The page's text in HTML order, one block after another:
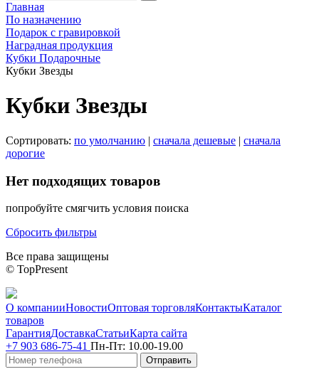
Главная
По назначению
Подарок с гравировкой
Наградная продукция
Кубки Подарочные
Кубки Звезды
Кубки Звезды
Сортировать: по умолчанию | сначала дешевые | сначала
дорогие
Нет подходящих товаров
попробуйте смягчить условия поиска
Сбросить фильтры
Все права защищены
© TopPresent
О компанииНовостиОптовая торговляКонтактыКаталог
товаров
ГарантияДоставкаСтатьиКарта сайта
+7 903 686-75-41 Пн-Пт: 10.00-19.00